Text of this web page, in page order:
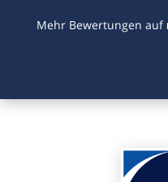
Mehr Bewertungen auf